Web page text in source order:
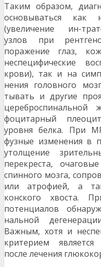
Таким образом,
основываться как
(увеличение ин-
узлов при
поражение глаз,
неспецифические
крови), так и на
нения головного
тывать и другие
цереброспинальной
фоцитарный
уровня белка. При
фузные изменения в
утолщение
перекреста,
спинного мозга,
или атрофией, а
конского хвоста.
потенциалов
нальной
Важным, хотя и
критерием
после лечения